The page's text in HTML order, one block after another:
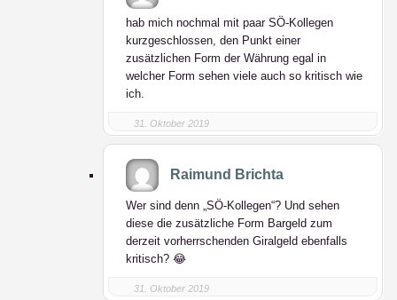
hab mich nochmal mit paar SÖ-Kollegen
kurzgeschlossen, den Punkt einer
zusätzlichen Form der Währung egal in
welcher Form sehen viele auch so kritisch wie
ich.
31. Oktober 2019
Raimund Brichta
Wer sind denn „SÖ-Kollegen“? Und sehen
diese die zusätzliche Form Bargeld zum
derzeit vorherrschenden Giralgeld ebenfalls
kritisch? 😂
31. Oktober 2019